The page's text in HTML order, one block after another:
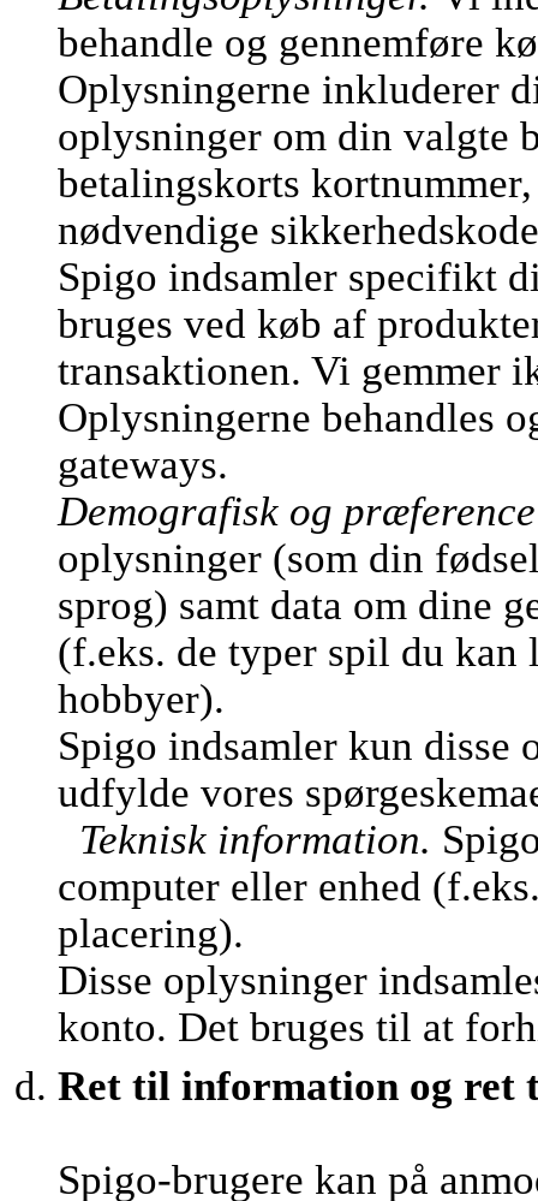
behandle og gennemføre
Oplysningerne inkluderer
oplysninger om din valgte
betalingskorts
nødvendige
Spigo indsamler specifikt
bruges ved køb af
transaktionen. Vi gemmer
Oplysningerne behandles
gateways.
Demografisk og
oplysninger (som din
sprog) samt data om dine
(f.eks. de typer spil du kan
hobbyer).
Spigo indsamler kun
udfylde vores
Teknisk information.
computer eller enhed
placering).
Disse oplysninger
konto. Det bruges til at
Ret til information og ret
Spigo-brugere kan på